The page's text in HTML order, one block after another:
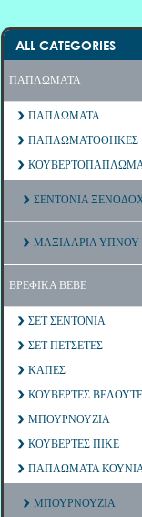
ALL CATEGORIES
ΠΑΠΛΩΜΑΤΑ
ΠΑΠΛΩΜΑΤΑ
ΠΑΠΛΩΜΑΤΟΘΗΚΕΣ
ΣΕΝΤΟΝΙΑ
ΜΑΞΙΛΑΡΙΑ ΥΠΝΟΥ
ΒΡΕΦΙΚΑ ΒΕΒΕ
ΣΕΤ ΣΕΝΤΟΝΙΑ
ΣΕΤ ΠΕΤΣΕΤΕΣ
ΚΑΠΕΣ
ΚΟΥΒΕΡΤΕΣ ΒΕΛΟΥΤΕ
ΜΠΟΥΡΝΟΥΖΙΑ
ΚΟΥΒΕΡΤΕΣ ΠΙΚΕ
ΠΑΠΛΩΜΑΤΑ
ΜΠΟΥΡΝΟΥΖΙΑ